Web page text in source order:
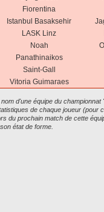
Fiorentina
Istanbul Basaksehir
LASK Linz
Noah
Panathinaikos
Saint-Gall
Vitoria Guimaraes
d'une équipe du
de chaque joueur (pour
du prochain match de cette
état de forme.